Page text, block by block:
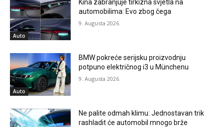
Auto
Kina zabranjuje tirkizna svjetla na
automobilima: Evo zbog čega
9. Augusta 2026.
Auto
BMW pokreće serijsku proizvodnju
potpuno električnog i3 u Münchenu
9. Augusta 2026.
Ne palite odmah klimu: Jednostavan trik
rashladit će automobil mnogo brže